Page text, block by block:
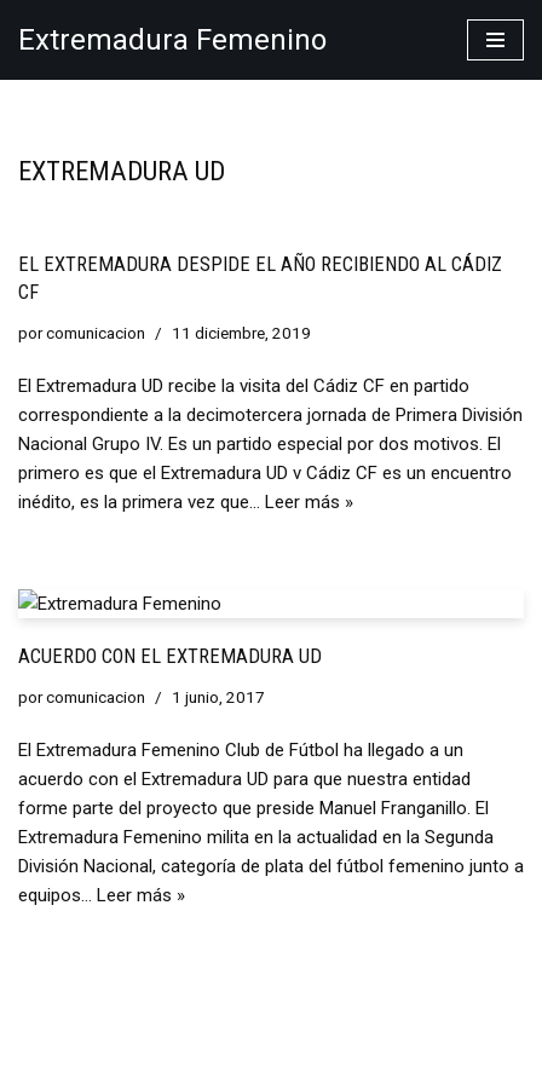
Extremadura Femenino
EXTREMADURA UD
EL EXTREMADURA DESPIDE EL AÑO RECIBIENDO AL CÁDIZ
CF
porcomunicacion 11 diciembre, 2019
El Extremadura UD recibe la visita del Cádiz CF en partido
correspondiente a la decimotercera jornada de Primera División
Nacional Grupo IV. Es un partido especial por dos motivos. El
primero es que el Extremadura UD v Cádiz CF es un encuentro
inédito, es la primera vez que… Leer más »
ACUERDO CON EL EXTREMADURA UD
porcomunicacion 1 junio, 2017
El Extremadura Femenino Club de Fútbol ha llegado a un
acuerdo con el Extremadura UD para que nuestra entidad
forme parte del proyecto que preside Manuel Franganillo. El
Extremadura Femenino milita en la actualidad en la Segunda
División Nacional, categoría de plata del fútbol femenino junto a
equipos… Leer más »